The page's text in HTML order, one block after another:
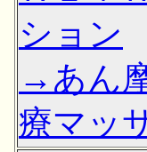
ション
→あん
療マッ